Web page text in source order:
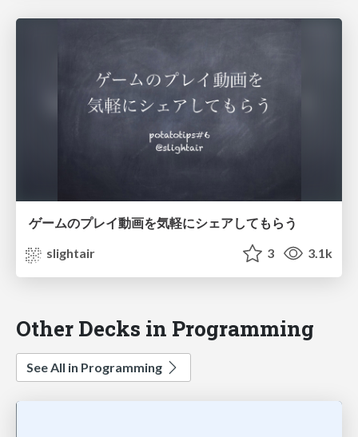
ゲームのプレイ動画を気軽にシェアしてもらう
slightair
3 3.1k
Other Decks in Programming
See All in Programming